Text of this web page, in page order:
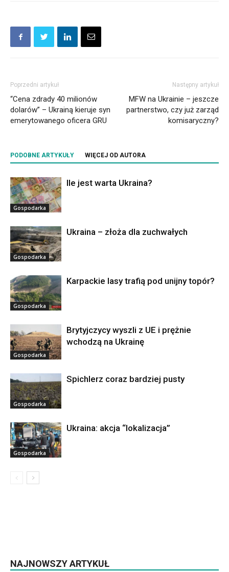
Poprzedni artykuł
“Cena zdrady 40 milionów
dolarów” – Ukrainą kieruje syn
emerytowanego oficera GRU
Następny artykuł
MFW na Ukrainie – jeszcze
partnerstwo, czy już zarząd
komisaryczny?
PODOBNE ARTYKUŁY WIĘCEJ OD AUTORA
Gospodarka
Ile jest warta Ukraina?
Gospodarka
Ukraina – złoża dla zuchwałych
Gospodarka
Karpackie lasy trafią pod unijny topór?
Gospodarka
Brytyjczycy wyszli z UE i prężnie
wchodzą na Ukrainę
Gospodarka
Spichlerz coraz bardziej pusty
Gospodarka
Ukraina: akcja “lokalizacja”
NAJNOWSZY ARTYKUŁ